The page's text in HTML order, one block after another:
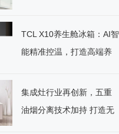
TCL X10养生舱冰箱：AI智
能精准控温，打造高端养
集成灶行业再创新，五重
油烟分离技术加持 打造无